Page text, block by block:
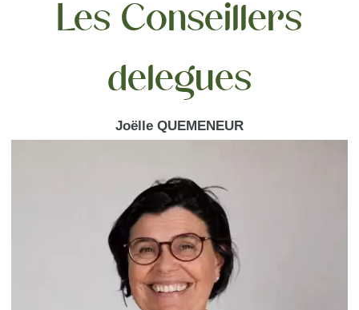
Les Conseillers
délégués
Joëlle QUEMENEUR